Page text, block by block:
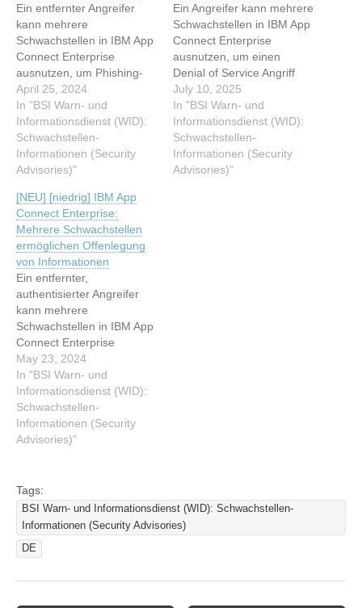
Ein entfernter Angreifer
kann mehrere
Schwachstellen in IBM App
Connect Enterprise
ausnutzen, um Phishing-
Angriffe durchzuführen,
Sicherheitsmaßnahmen zu
umgehen oder vertrauliche
Informationen
offenzulegen. Dieser Artikel
wurde indexiert von BSI
Informationsdienst (WID):
Schwachstellen-
Informationen (Security
Advisories) Lesen Sie den
originalen Artikel: [NEU]
[mittel] IBM App Connect
Enterprise: Mehrere
Schwachstellen
April 25, 2024
In "BSI Warn- und
Informationsdienst (WID):
Schwachstellen-
Informationen (Security
Advisories)"
Ein Angreifer kann mehrere
Schwachstellen in IBM App
Connect Enterprise
ausnutzen, um einen
Denial of Service Angriff
durchzuführen, und um
falsche Informationen
darzustellen. Dieser Artikel
wurde indexiert von BSI
Warn- und
Informationsdienst (WID):
July 10, 2025
In "BSI Warn- und
Informationsdienst (WID):
Schwachstellen-
Informationen (Security
Advisories)"
[NEU] [niedrig] IBM App
Connect Enterprise:
Mehrere Schwachstellen
ermöglichen Offenlegung
von Informationen
Ein entfernter,
authentisierter Angreifer
kann mehrere
Schwachstellen in IBM App
Connect Enterprise
ausnutzen, um
Informationen
offenzulegen. Dieser Artikel
wurde indexiert von BSI
Warn- und
Informationsdienst (WID):
Advisories) Lesen Sie den
originalen Artikel: [NEU]
[niedrig] IBM App Connect
Enterprise: Mehrere
Schwachstellen
von Informationen
May 23, 2024
In "BSI Warn- und
Informationsdienst (WID):
Schwachstellen-
Informationen (Security
Advisories)"
Tags:
BSI Warn- und Informationsdienst (WID): Schwachstellen-
Informationen (Security Advisories)
DE